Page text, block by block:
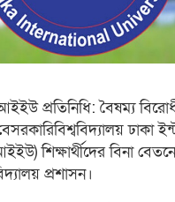
প্রতিনিধি: বৈষম্য
ঢাকা
শিক্ষার্থীদের বিনা
প্রশাসন।